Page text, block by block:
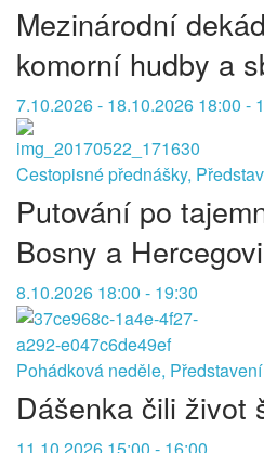
Mezinárodní
komorní hudby a
7.10.2026 - 18.10.2026 18:00 -
Cestopisné přednášky,
Putování po
Bosny a
8.10.2026 18:00 - 19:30
Pohádková neděle, Představení
Dášenka čili život